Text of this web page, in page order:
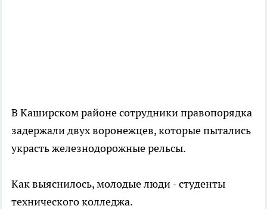
В Каширском районе сотрудники правопорядка
задержали двух воронежцев, которые пытались
украсть железнодорожные рельсы.
Как выяснилось, молодые люди - студенты
технического колледжа.